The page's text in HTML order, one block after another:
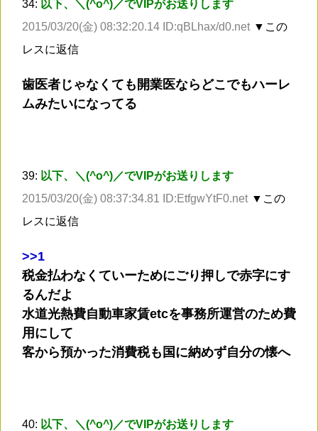
34: 以下、＼(^o^)／でVIPがお送りします
2015/03/20(金) 08:32:20.14 ID:qBLhax/d0.net ▼この
レスに返信
歯医者じゃなくても開業医ならどこでもハーレ
ムみたいになってる
39: 以下、＼(^o^)／でVIPがお送りします
2015/03/20(金) 08:37:34.81 ID:EtfgwYtF0.net ▼この
レスに返信
>>1
税金払わなくていーためにごり押しで赤字にす
るんだよ
水道光熱費自動車家賃etcを事務所運営のため費
用にして
客から預かった消費税も国に納めず自分の懐へ
40: 以下、＼(^o^)／でVIPがお送りします